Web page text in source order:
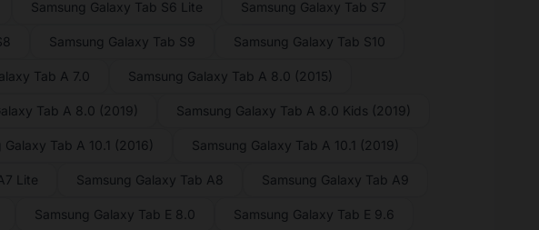
Samsung Galaxy Tab S6 Lite Samsung Galaxy Tab S7
Samsung Galaxy Tab S9 Samsung Galaxy Tab S10
Tab A 7.0 Samsung Galaxy Tab A 8.0 (2015)
Tab A 8.0 (2019) Samsung Galaxy Tab A 8.0 Kids (2019)
Galaxy Tab A 10.1 (2016) Samsung Galaxy Tab A 10.1 (2019)
Lite Samsung Galaxy Tab A8 Samsung Galaxy Tab A9
Samsung Galaxy Tab E 8.0 Samsung Galaxy Tab E 9.6